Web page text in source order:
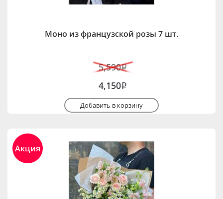
Моно из французской розы 7 шт.
5,590i
4,150i
Добавить в корзину
Акция